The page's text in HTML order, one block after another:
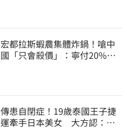
宏都拉斯蝦農集體炸鍋！嗆中
國「只會殺價」：寧付20%關
傳患自閉症！19歲泰國王子捷
運牽手日本美女 大方認：